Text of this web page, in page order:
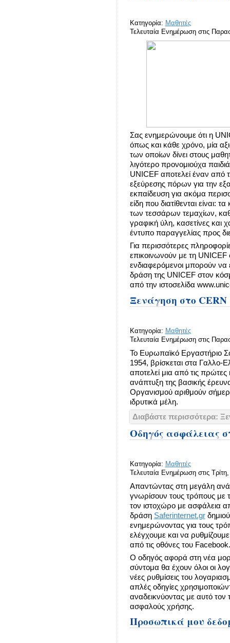
Κατηγορία: Μαθητές
Τελευταία Ενημέρωση στις
Σας ενημερώνουμε ότι η
όπως και κάθε χρόνο, μία
των οποίων δίνει στους
λιγότερο προνομιούχα
UNICEF αποτελεί έναν από
εξεύρεσης πόρων για την
εκπαίδευση για ακόμα
είδη που διατίθενται είναι:
των τεσσάρων τεμαχίων,
γραφική ύλη, κασετίνες και
έντυπο παραγγελίας προς
Για περισσότερες
επικοινωνούν με τη
ενδιαφερόμενοι μπορούν
δράση της UNICEF στον
από την ιστοσελίδα
Ξενάγηση στο CERN
Κατηγορία: Μαθητές
Τελευταία Ενημέρωση στις
Το Ευρωπαϊκό Εργαστήριο
1954, βρίσκεται στα Γαλλο-
αποτελεί μια από τις
ανάπτυξη της βασικής
Οργανισμού αριθμούν
ιδρυτικά μέλη.
Διαβάστε περισσότερα:
Οδηγός ασφάλειας
Κατηγορία: Μαθητές
Τελευταία Ενημέρωση στις
Απαντώντας στη μεγάλη
γνωρίσουν τους τρόπους με
τον ιστοχώρο με ασφάλεια
δράση Saferinternet.gr
ενημερώνοντας για τους
ελέγχουμε και να
από τις οθόνες του Facebook.
Ο οδηγός αφορά στη νέα
σύντομα θα έχουν όλοι οι
νέες ρυθμίσεις του
απλές οδηγίες
αναδεικνύοντας με αυτό τον
ασφαλούς χρήσης.
Προσωπικά μου